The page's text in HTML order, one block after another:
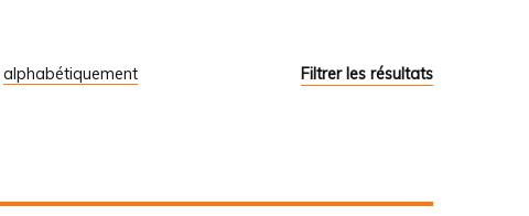
Filtrer les résultats
alphabétiquement